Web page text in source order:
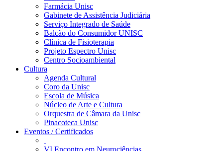
Farmácia Unisc
Gabinete de Assistência Judiciária
Serviço Integrado de Saúde
Balcão do Consumidor UNISC
Clínica de Fisioterapia
Projeto Espectro Unisc
Centro Socioambiental
Cultura
Agenda Cultural
Coro da Unisc
Escola de Música
Núcleo de Arte e Cultura
Orquestra de Câmara da Unisc
Pinacoteca Unisc
Eventos / Certificados
VI Encontro em Neurociências